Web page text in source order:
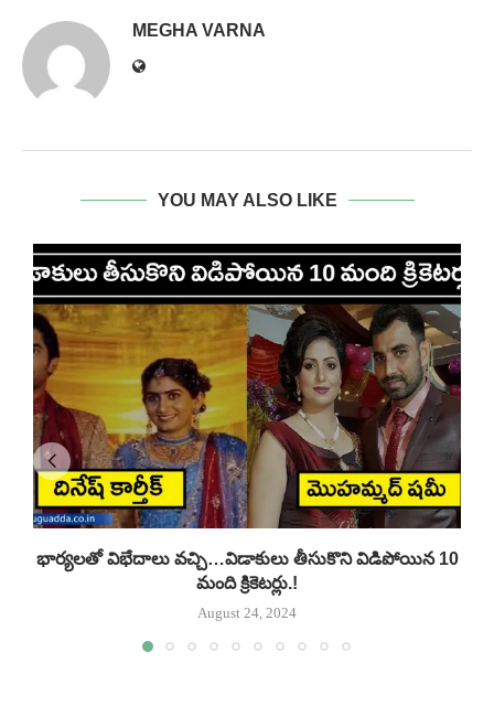
MEGHA VARNA
YOU MAY ALSO LIKE
భార్యలతో విభేదాలు వచ్చి…విడాకులు తీసుకొని విడిపోయిన 10
మంది క్రికెటర్లు.!
August 24, 2024